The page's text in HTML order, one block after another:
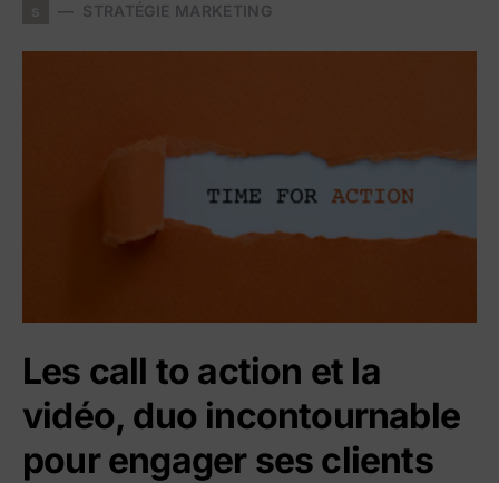
STRATÉGIE MARKETING
Les call to action et la
vidéo, duo incontournable
pour engager ses clients